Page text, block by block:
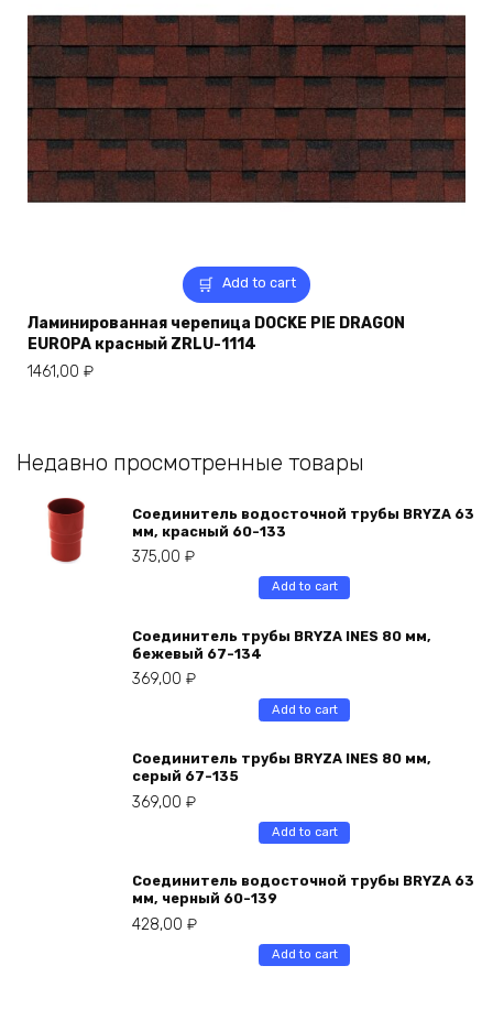
Add to cart
Ламинированная черепица DOCKE PIE DRAGON
EUROPA красный ZRLU-1114
1461,00 ₽
Недавно просмотренные товары
Соединитель водосточной трубы BRYZA 63
мм, краcный 60-133
375,00 ₽
Add to cart
Соединитель трубы BRYZA INES 80 мм,
бежевый 67-134
369,00 ₽
Add to cart
Соединитель трубы BRYZA INES 80 мм,
серый 67-135
369,00 ₽
Add to cart
Соединитель водосточной трубы BRYZA 63
мм, черный 60-139
428,00 ₽
Add to cart